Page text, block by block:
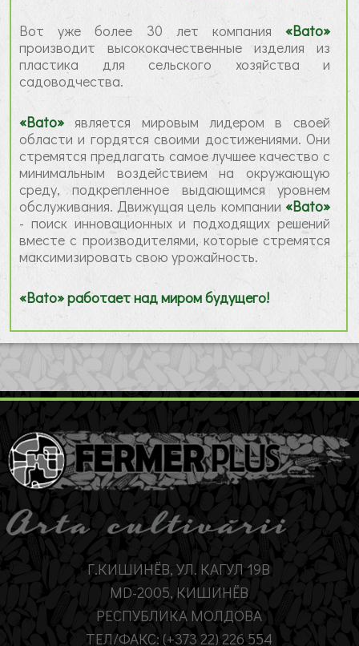
Вот уже более 30 лет компания «Bato»
производит высококачественные изделия из
пластика для сельского хозяйства и
садоводчества.
«Bato» является мировым лидером в своей
области и гордятся своими достижениями. Они
стремятся предлагать самое лучшее качество с
минимальным воздействием на окружающую
среду, подкрепленное выдающимся уровнем
обслуживания. Движущая цель компании «Bato»
- поиск инновационных и подходящих решений
вместе с производителями, которые стремятся
максимизировать свою урожайность.
«Bato» работает над миром будущего!
Г.КИШИНЁВ, УЛ. КАГУЛ 19B
MD-2005, КИШИНЁВ
РЕСПУБЛИКА МОЛДОВА
ТЕЛ/ФАКС: (+373 22) 226 554